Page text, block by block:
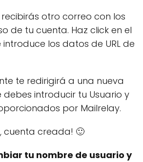
otro correo con los
de tu cuenta. Haz click en el
introduce los datos de URL de
te redirigirá a una nueva
introducir tu Usuario y
por Mailrelay.
cuenta creada! 🙂
tu nombre de usuario y